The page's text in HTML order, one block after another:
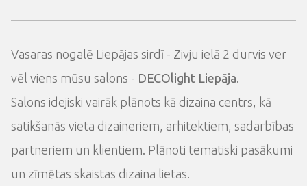
Vasaras nogalē Liepājas sirdī - Zivju ielā 2 durvis ver
vēl viens mūsu salons - DECOlight Liepāja
Salons idejiski vairāk plānots kā dizaina centrs, kā
satikšanās vieta dizaineriem, arhitektiem, sadarbības
partneriem un klientiem. Plānoti tematiski pasākumi
un zīmētas skaistas dizaina lietas.